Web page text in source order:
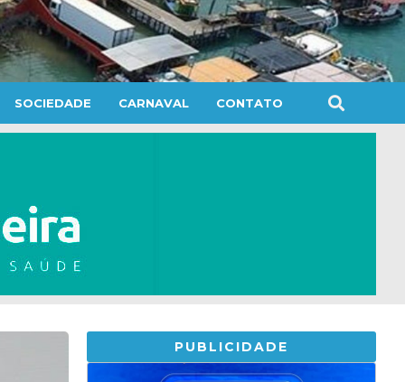
SOCIEDADE CARNAVAL CONTATO
PUBLICIDADE